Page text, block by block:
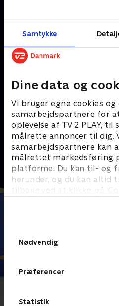
Samtykke
Dine data og
Vi bruger egne cookies og
samarbejdspartnere for
oplevelse af TV 2 PLAY,
målrette annoncer til dig.
samarbejdspartnere kan
målrettet markedsføring
platforme. Du kan til- og
herunder, og du kan altid
tilbage ved at klikke på
Nødvendig
Præferencer
Statistik
1. maj 2023 • 6 min 1.
Andre så også
Pingu
Børneserier • 6 sæsoner